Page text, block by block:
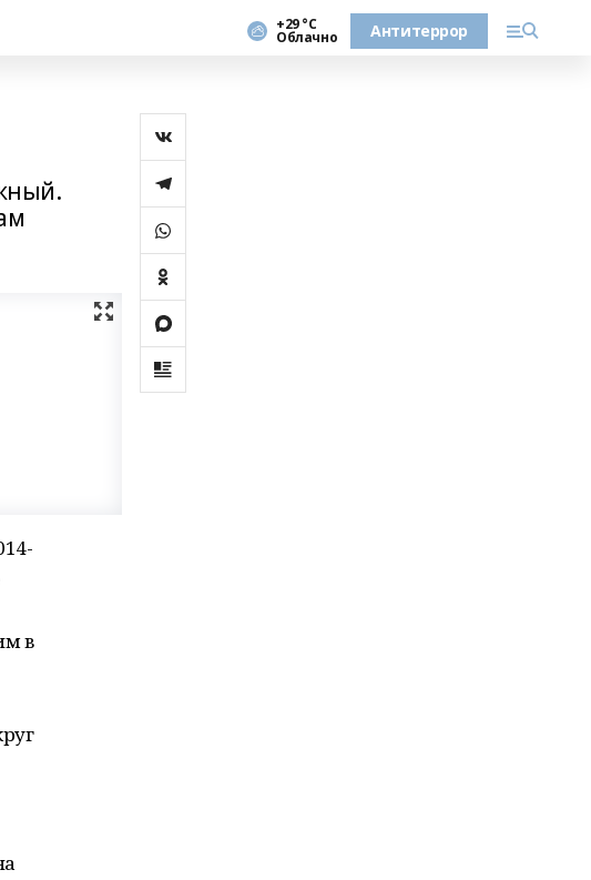
+29 °С
Облачно Антитеррор
в